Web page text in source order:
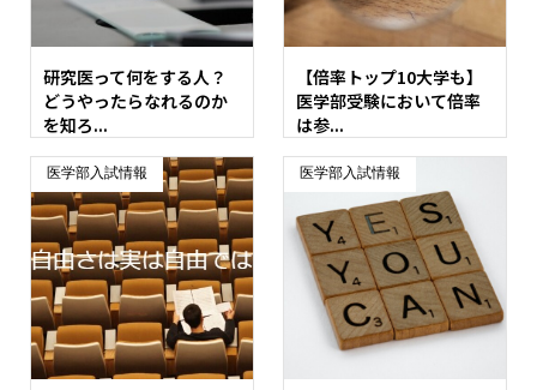
研究医って何をする人？
どうやったらなれるのか
を知ろ...
【倍率トップ10大学も】
医学部受験において倍率
は参...
医学部入試情報 医学部入試情報